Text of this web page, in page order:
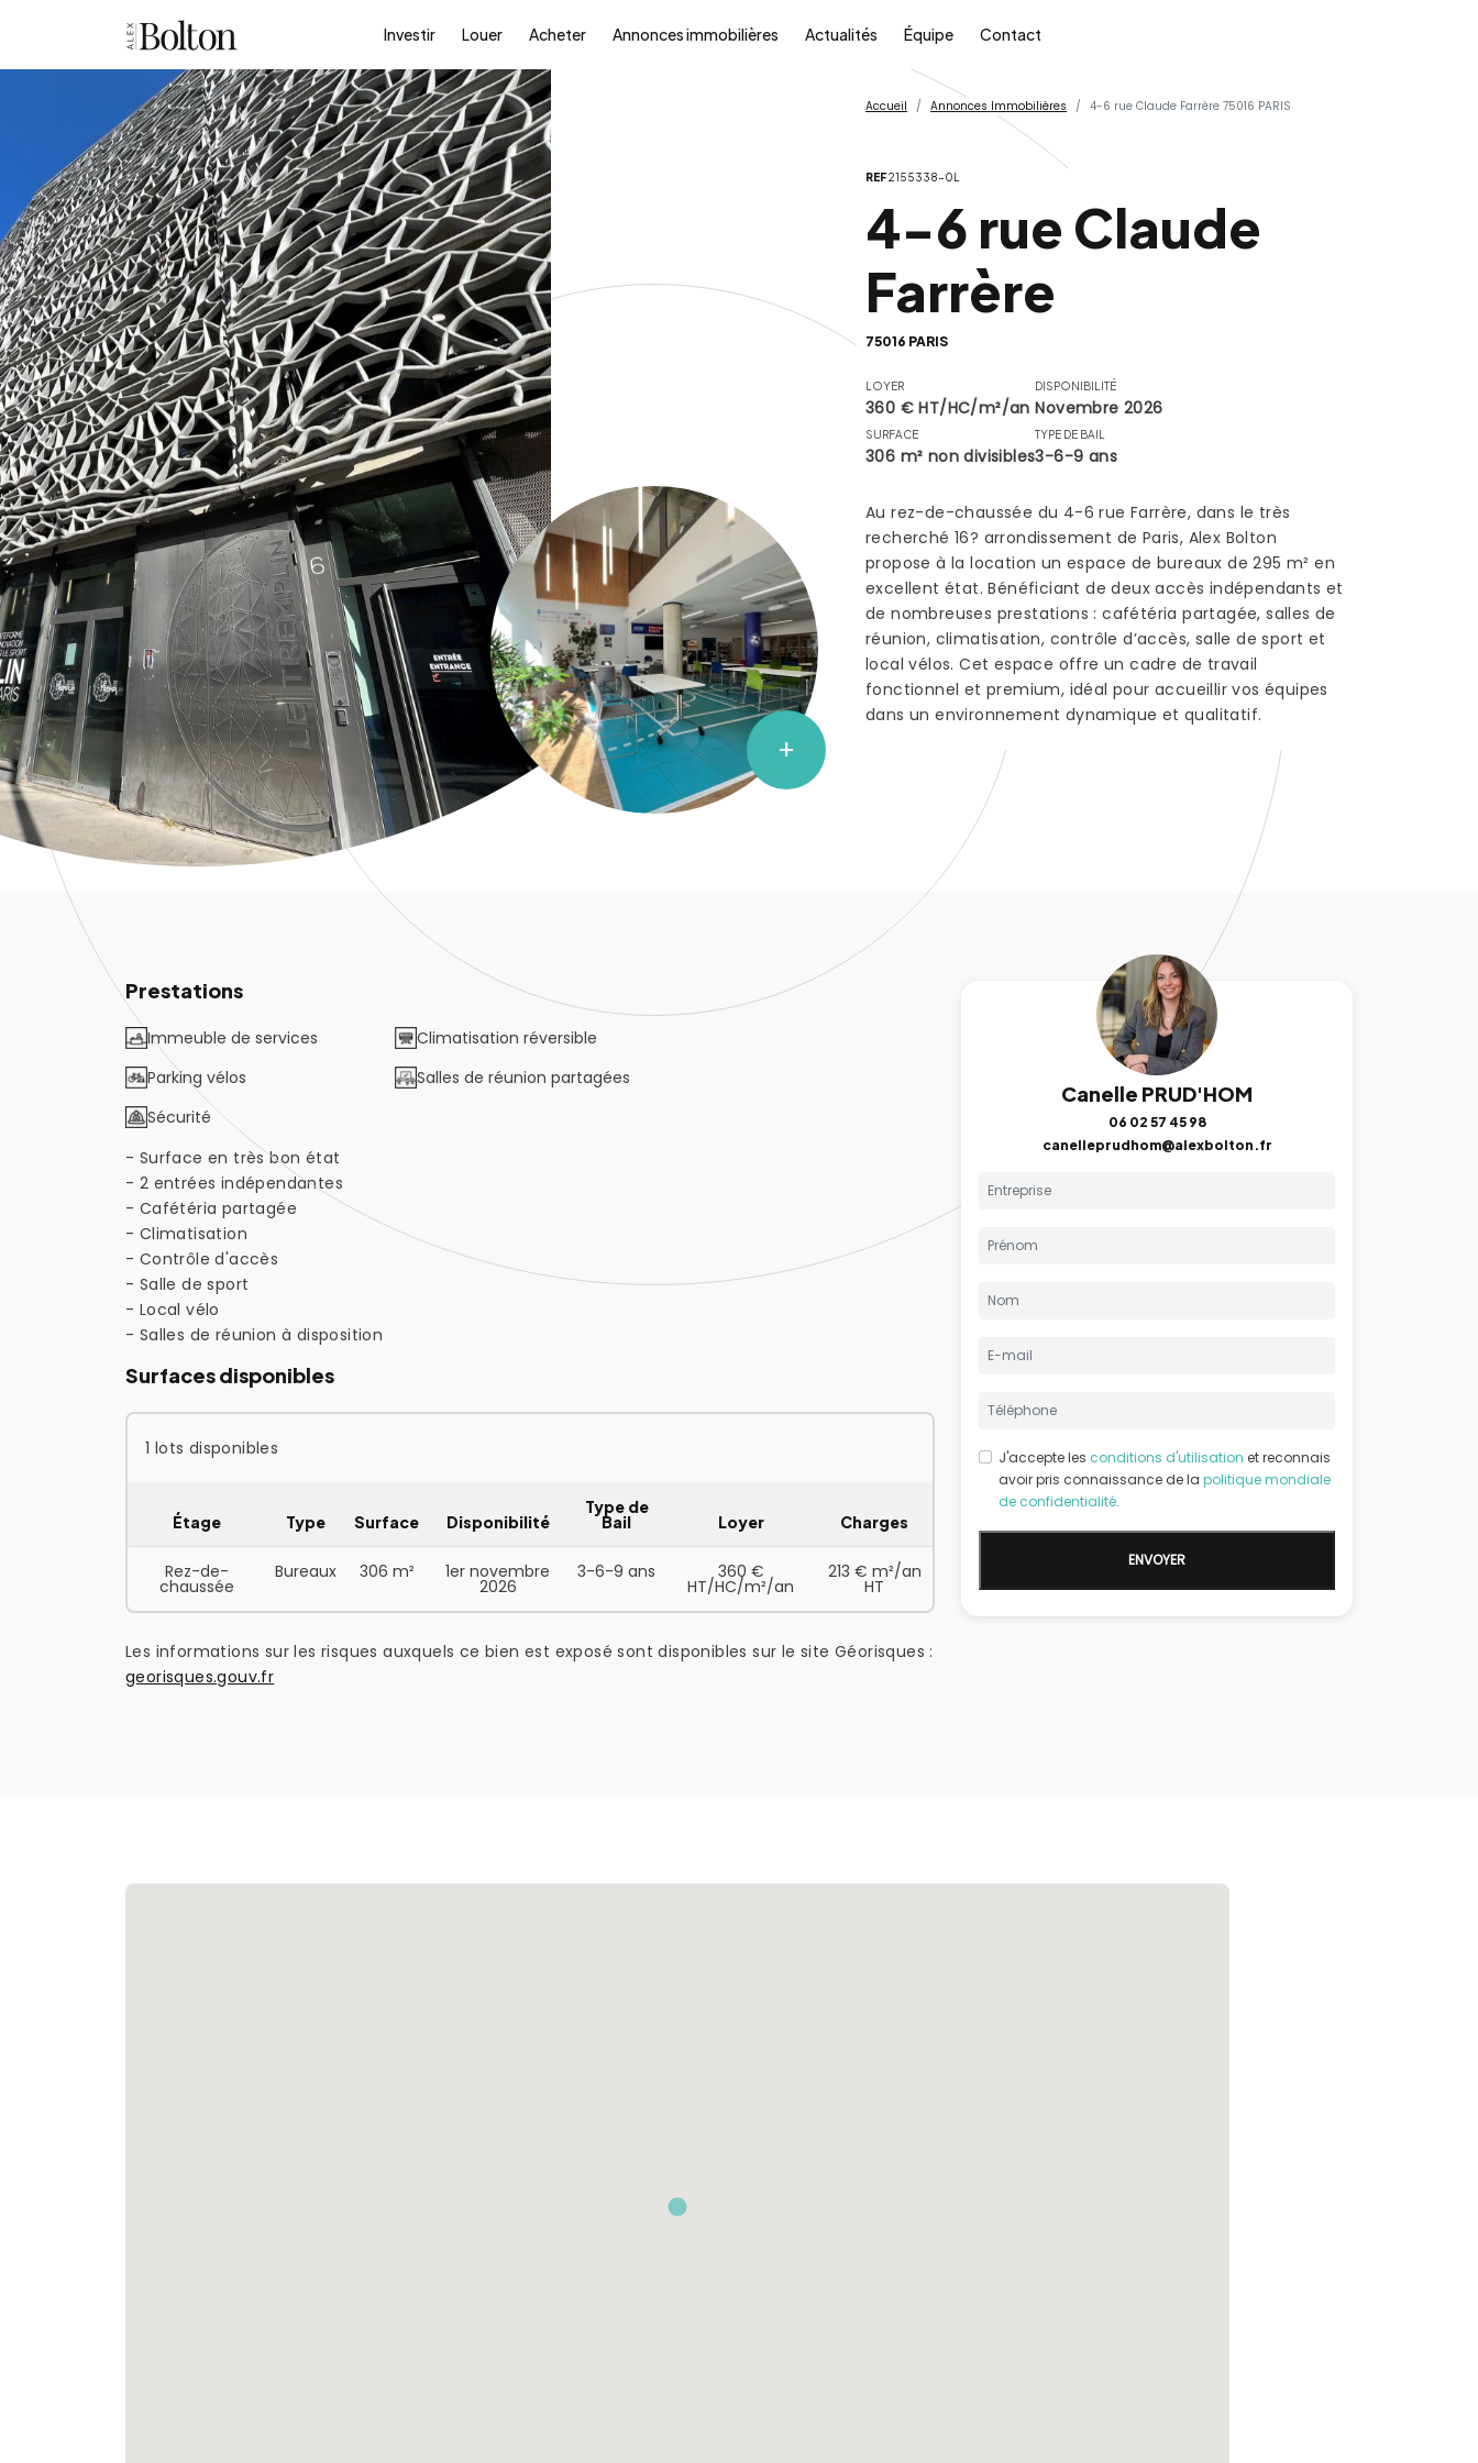
Investir Louer Acheter Annonces immobilières Actualités Équipe Contact
+
Accueil Annonces Immobilières 4-6 rue Claude Farrère 75016 PARIS
REF2155338-0L
4-6 rue Claude
Farrère
75016 PARIS
LOYER
360 € HT/HC/m²/an
SURFACE
306 m² non divisibles
DISPONIBILITÉ
Novembre 2026
TYPE DE BAIL
3-6-9 ans
Au rez-de-chaussée du 4-6 rue Farrère, dans le très
recherché 16? arrondissement de Paris, Alex Bolton
propose à la location un espace de bureaux de 295 m² en
excellent état. Bénéficiant de deux accès indépendants et
de nombreuses prestations : cafétéria partagée, salles de
réunion, climatisation, contrôle d’accès, salle de sport et
local vélos. Cet espace offre un cadre de travail
fonctionnel et premium, idéal pour accueillir vos équipes
dans un environnement dynamique et qualitatif.
Prestations
Immeuble de services
Climatisation réversible
Parking vélos
Salles de réunion partagées
Sécurité
- Surface en très bon état
- 2 entrées indépendantes
- Cafétéria partagée
- Climatisation
- Contrôle d'accès
- Salle de sport
- Local vélo
- Salles de réunion à disposition
Surfaces disponibles
1 lots disponibles
Étage Type Surface Disponibilité
Type de
Bail Loyer Charges
Rez-de-
chaussée
Bureaux 306 m² 1er novembre
2026
3-6-9 ans 360 €
HT/HC/m²/an
213 € m²/an
HT
Les informations sur les risques auxquels ce bien est exposé sont disponibles sur le site Géorisques :
georisques.gouv.fr
Canelle PRUD'HOM
06 02 57 45 98
canelleprudhom@alexbolton.fr
J'accepte les conditions d'utilisation et reconnais
avoir pris connaissance de la politique mondiale
de confidentialité.